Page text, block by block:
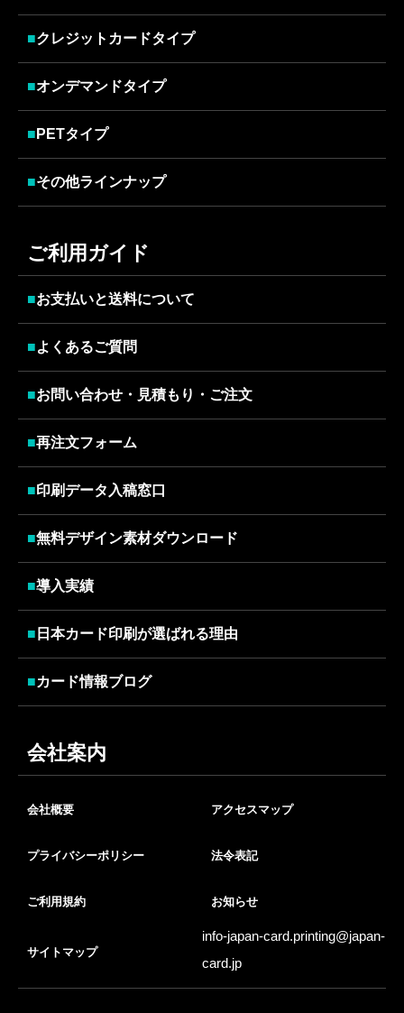
■クレジットカードタイプ
■オンデマンドタイプ
■ PETタイプ
■その他ラインナップ
ご利用ガイド
■お支払いと送料について
■よくあるご質問
■お問い合わせ・見積もり・ご注文
■再注文フォーム
■印刷データ入稿窓口
■無料デザイン素材ダウンロード
■導入実績
■ 日本カード印刷が選ばれる理由
■カード情報ブログ
会社案内
会社概要 アクセスマップ
プライバシーポリシー 法令表記
ご利用規約 お知らせ
サイトマップ
info-japan-card.printing@japan-
card.jp